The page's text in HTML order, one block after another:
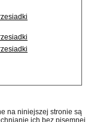
na niniejszej stronie są
ich bez pisemnej